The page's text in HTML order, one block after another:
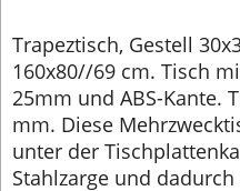
Trapeztisch, Gestell
160x80//69 cm. Tisch
25mm und ABS-Kante.
mm. Diese
unter der
Stahlzarge und